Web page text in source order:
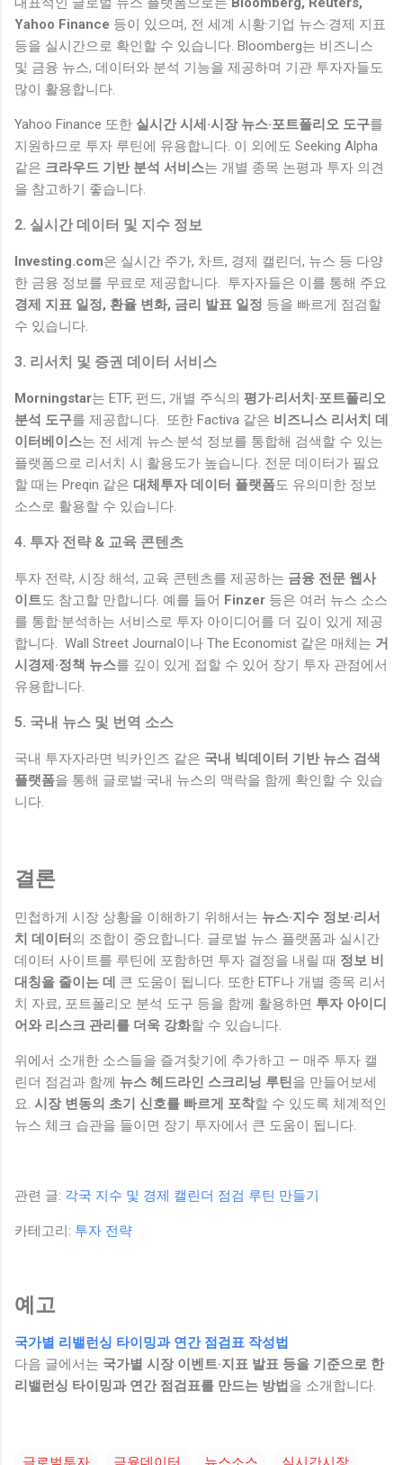
Yahoo Finance 등이 있으며, 전 세계 시황·기업 뉴스·경제 지표
등을 실시간으로 확인할 수 있습니다. Bloomberg는 비즈니스
및 금융 뉴스, 데이터와 분석 기능을 제공하며 기관 투자자들도
많이 활용합니다.
Yahoo Finance 또한 실시간 시세·시장 뉴스·포트폴리오 도구를
지원하므로 투자 루틴에 유용합니다. 이 외에도 Seeking Alpha
같은 크라우드 기반 분석 서비스는 개별 종목 논평과 투자 의견
을 참고하기 좋습니다.
2. 실시간 데이터 및 지수 정보
Investing.com은 실시간 주가, 차트, 경제 캘린더, 뉴스 등 다양
한 금융 정보를 무료로 제공합니다. 투자자들은 이를 통해 주요
경제 지표 일정, 환율 변화, 금리 발표 일정 등을 빠르게 점검할
수 있습니다.
3. 리서치 및 증권 데이터 서비스
Morningstar는 ETF, 펀드, 개별 주식의 평가·리서치·포트폴리오
분석 도구를 제공합니다. 또한 Factiva 같은 비즈니스 리서치 데
이터베이스는 전 세계 뉴스·분석 정보를 통합해 검색할 수 있는
플랫폼으로 리서치 시 활용도가 높습니다. 전문 데이터가 필요
할 때는 Preqin 같은 대체투자 데이터 플랫폼도 유의미한 정보
소스로 활용할 수 있습니다.
4. 투자 전략 & 교육 콘텐츠
투자 전략, 시장 해석, 교육 콘텐츠를 제공하는 금융 전문 웹사
이트도 참고할 만합니다. 예를 들어 Finzer 등은 여러 뉴스 소스
를 통합·분석하는 서비스로 투자 아이디어를 더 깊이 있게 제공
합니다. Wall Street Journal이나 The Economist 같은 매체는 거
시경제·정책 뉴스를 깊이 있게 접할 수 있어 장기 투자 관점에서
유용합니다.
5. 국내 뉴스 및 번역 소스
국내 투자자라면 빅카인즈 같은 국내 빅데이터 기반 뉴스 검색
플랫폼을 통해 글로벌·국내 뉴스의 맥락을 함께 확인할 수 있습
니다.
결론
민첩하게 시장 상황을 이해하기 위해서는 뉴스·지수 정보·리서
치 데이터 의 조합이 중요합니다. 글로벌 뉴스 플랫폼과 실시간
데이터 사이트를 루틴에 포함하면 투자 결정을 내릴 때 정보 비
대칭을 줄이는 데 큰 도움이 됩니다. 또한 ETF나 개별 종목 리서
치 자료, 포트폴리오 분석 도구 등을 함께 활용하면 투자 아이디
어와 리스크 관리를 더욱 강화할 수 있습니다.
위에서 소개한 소스들을 즐겨찾기에 추가하고 — 매주 투자 캘
린더 점검과 함께 뉴스 헤드라인 스크리닝 루틴을 만들어보세
요. 시장 변동의 초기 신호를 빠르게 포착할 수 있도록 체계적인
뉴스 체크 습관을 들이면 장기 투자에서 큰 도움이 됩니다.
관련 글: 각국 지수 및 경제 캘린더 점검 루틴 만들기
카테고리: 투자 전략
예고
국가별 리밸런싱 타이밍과 연간 점검표 작성법
다음 글에서는 국가별 시장 이벤트·지표 발표 등을 기준으로 한
리밸런싱 타이밍과 연간 점검표를 만드는 방법 을 소개합니다.